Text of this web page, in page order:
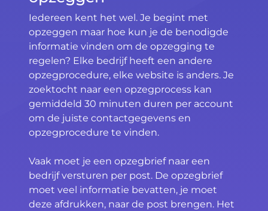
Iedereen kent het wel. Je begint met
opzeggen maar hoe kun je de benodigde
informatie vinden om de opzegging te
regelen? Elke bedrijf heeft een andere
opzegprocedure, elke website is anders. Je
zoektocht naar een opzegprocess kan
gemiddeld 30 minuten duren per account
om de juiste contactgegevens en
opzegprocedure te vinden.
Vaak moet je een opzegbrief naar een
bedrijf versturen per post. De opzegbrief
moet veel informatie bevatten, je moet
deze afdrukken, naar de post brengen. Het